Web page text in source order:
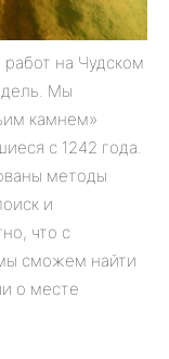
на Чудском
Мы
камнем»
с 1242 года.
методы
и
что с
сможем найти
о месте